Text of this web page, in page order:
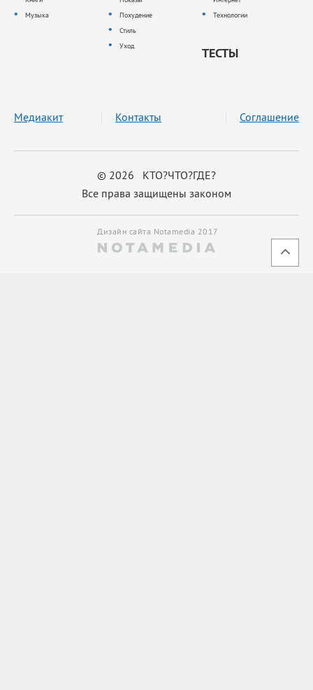
Музыка
Похудение
Стиль
Уход
Технологии
ТЕСТЫ
© 2026 КТО?ЧТО?ГДЕ?
Все права защищены законом
Медиакит Контакты Соглашение
Дизайн сайта Notamedia 2017